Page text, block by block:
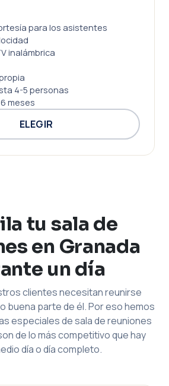
para los asistentes
inalámbrica
4-5 personas
meses
ELEGIR
tu sala de
en Granada
un día
clientes necesitan reunirse
buena parte de él. Por eso hemos
especiales de sala de reuniones
de lo más competitivo que hay
día o día completo.